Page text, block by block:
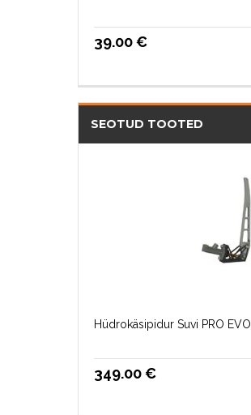
39.00€
SEOTUD TOOTED
Hüdrokäsipidur Suvi PRO EVO
349.00€